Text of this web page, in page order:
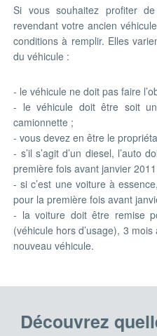
Si vous souhaitez profiter
revendant votre ancien
conditions à remplir. Elles
du véhicule :
- le véhicule ne doit pas faire
- le véhicule doit être soit
camionnette ;
- vous devez en être le
- s’il s’agit d’un diesel, l’auto
première fois avant janvier
- si c’est une voiture à
pour la première fois avant
- la voiture doit être remise
(véhicule hors d’usage), 3
nouveau véhicule.
Découvrez